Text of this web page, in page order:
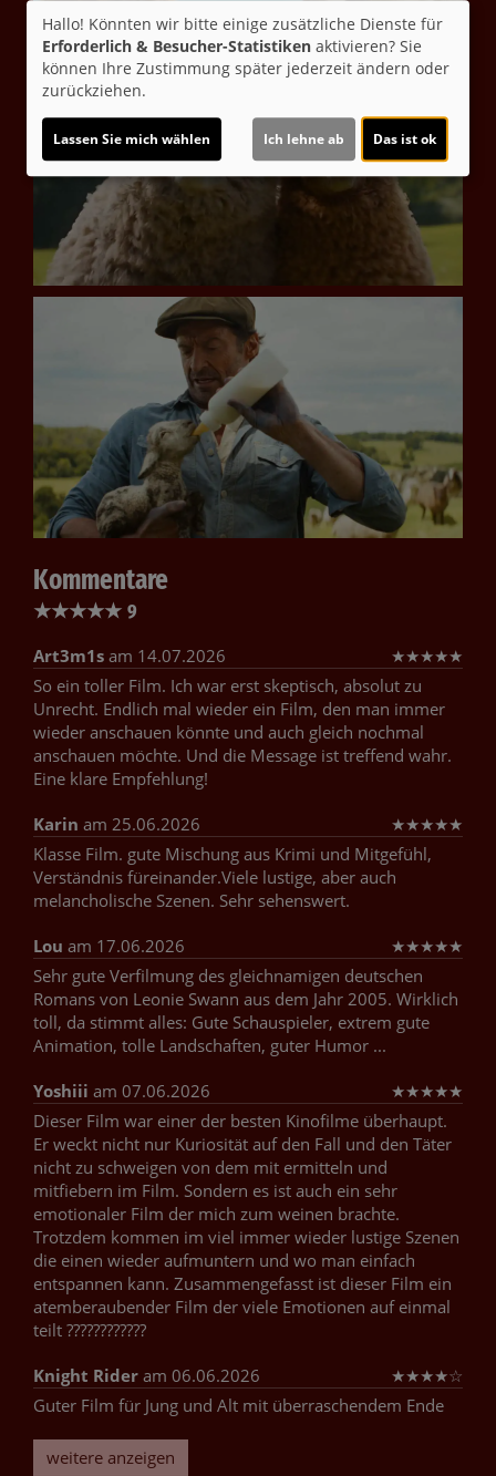
Kommentare
★★★★★ 9
Art3m1s am 14.07.2026 ★★★★★
So ein toller Film. Ich war erst skeptisch, absolut zu
Unrecht. Endlich mal wieder ein Film, den man immer
wieder anschauen könnte und auch gleich nochmal
anschauen möchte. Und die Message ist treffend wahr.
Eine klare Empfehlung!
Karin am 25.06.2026 ★★★★★
Klasse Film. gute Mischung aus Krimi und Mitgefühl,
Verständnis füreinander.Viele lustige, aber auch
melancholische Szenen. Sehr sehenswert.
Lou am 17.06.2026 ★★★★★
Sehr gute Verfilmung des gleichnamigen deutschen
Romans von Leonie Swann aus dem Jahr 2005. Wirklich
toll, da stimmt alles: Gute Schauspieler, extrem gute
Animation, tolle Landschaften, guter Humor ...
Yoshiii am 07.06.2026 ★★★★★
Dieser Film war einer der besten Kinofilme überhaupt.
Er weckt nicht nur Kuriosität auf den Fall und den Täter
nicht zu schweigen von dem mit ermitteln und
mitfiebern im Film. Sondern es ist auch ein sehr
emotionaler Film der mich zum weinen brachte.
Trotzdem kommen im viel immer wieder lustige Szenen
die einen wieder aufmuntern und wo man einfach
entspannen kann. Zusammengefasst ist dieser Film ein
atemberaubender Film der viele Emotionen auf einmal
teilt ????????????
Knight Rider am 06.06.2026 ★★★★☆
Guter Film für Jung und Alt mit überraschendem Ende
weitere anzeigen
Hallo! Könnten wir bitte einige zusätzliche Dienste für
Erforderlich & Besucher-Statistiken aktivieren? Sie
können Ihre Zustimmung später jederzeit ändern oder
zurückziehen.
Lassen Sie mich wählen Ich lehne ab Das ist ok